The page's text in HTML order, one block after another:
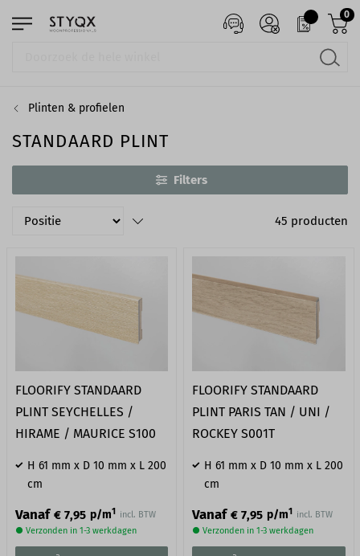
0
Plinten & profielen
STANDAARD PLINT
Filters
45 producten
FLOORIFY STANDAARD
PLINT SEYCHELLES /
HIRAME / MAURICE S100
H 61 mm x D 10 mm x L 200
cm
Vanaf € 7,95 p/m1 incl. BTW
● Verzonden in 1-3 werkdagen
FLOORIFY STANDAARD
PLINT PARIS TAN / UNI /
ROCKEY S001T
H 61 mm x D 10 mm x L 200
cm
Vanaf € 7,95 p/m1 incl. BTW
● Verzonden in 1-3 werkdagen